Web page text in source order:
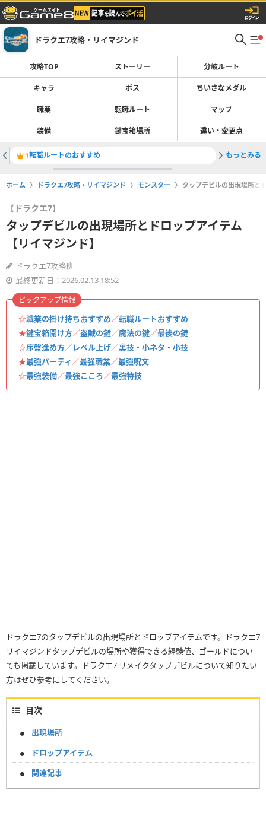
ドラクエ7攻略・リイマジンド
攻略TOP ストーリー 分岐ルート
キャラ ボス ちいさなメダル
職業 転職ルート マップ
装備 鍵宝箱場所 違い・変更点
1転職ルートのおすすめ 2ストー
もっとみる
ホーム ドラクエ7攻略・リイマジンド モンスター タップデビルの出現場所と
【ドラクエ7】
タップデビルの出現場所とドロップアイテム
【リイマジンド】
ドラクエ7攻略班
最終更新日：2026.02.13 18:52
☆職業の掛け持ちおすすめ／転職ルートおすすめ
★鍵宝箱開け方／盗賊の鍵／魔法の鍵／最後の鍵
☆序盤進め方／レベル上げ／裏技・小ネタ・小技
★最強パーティ／最強職業／最強呪文
☆最強装備／最強こころ／最強特技
ピックアップ情報
ドラクエ7のタップデビルの出現場所とドロップアイテムです。ドラクエ7
リイマジンドタップデビルの場所や獲得できる経験値、ゴールドについ
ても掲載しています。ドラクエ7 リメイクタップデビルについて知りたい
方はぜひ参考にしてください。
目次
出現場所
ドロップアイテム
関連記事